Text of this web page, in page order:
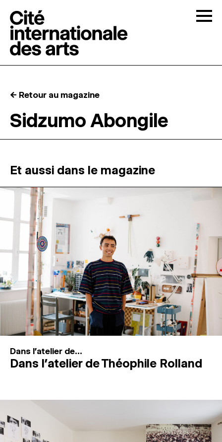
RÉSIDENCES ↓
ATELIERS OUVERTS
PROGRAMMATION
MAGAZINE
ESPACES DE PRATIQUE ARTISTIQUE ↓
Recherche
Connexion
← Retour au magazine
Sidzumo Abongile
Et aussi dans le magazine
Dans l'atelier de...
Dans l’atelier de Théophile Rolland